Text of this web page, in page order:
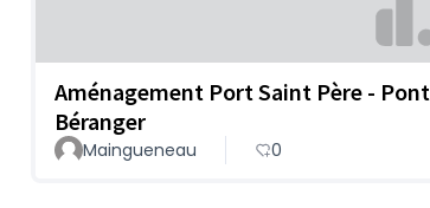
Aménagement Port Saint Père - Pont
Béranger
Maingueneau 0